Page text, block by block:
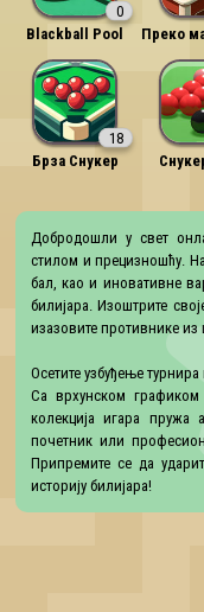
0
Blackball Pool
Преко
18
Брза Снукер
Добродошли у свет
стилом и прецизношћу.
бал, као и иновативне
билијара. Изоштрите
изазовите противнике из
Осетите узбуђење
Са врхунском
колекција игара пружа
почетник или
Припремите се да
историју билијара!